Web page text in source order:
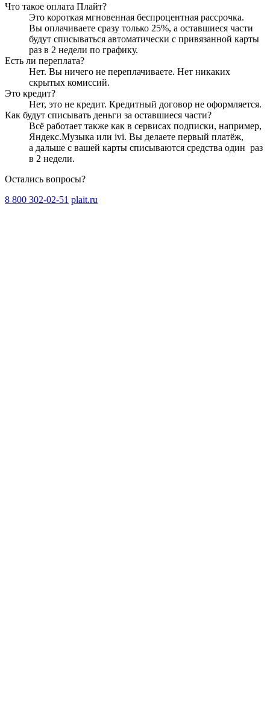
Что такое оплата Плайт?
Это короткая мгновенная беспроцентная рассрочка.
Вы оплачиваете сразу только 25%, а оставшиеся части
будут списываться автоматически с привязанной карты
раз в 2 недели по графику.
Есть ли переплата?
Нет. Вы ничего не переплачиваете. Нет никаких
скрытых комиссий.
Это кредит?
Нет, это не кредит. Кредитный договор не оформляется.
Как будут списывать деньги за оставшиеся части?
Всё работает также как в сервисах подписки, например,
Яндекс.Музыка или ivi. Вы делаете первый платёж,
а дальше с вашей карты списываются средства один раз
в 2 недели.
Остались вопросы?
8 800 302-02-51 plait.ru